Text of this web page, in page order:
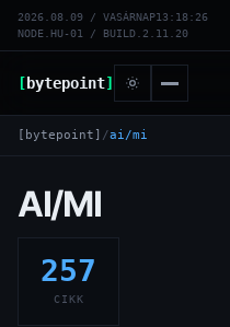
2026.08.09 / VASÁRNAP13:18:26
NODE.HU-01 / BUILD.2.11.20
[bytepoint]
[bytepoint] /ai/mi
AI/MI
257
CIKK